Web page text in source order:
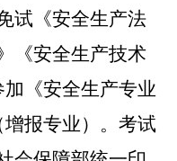
试 《安全生产法
《安全生产技术
加《安全生产专业
增报专业）。考试